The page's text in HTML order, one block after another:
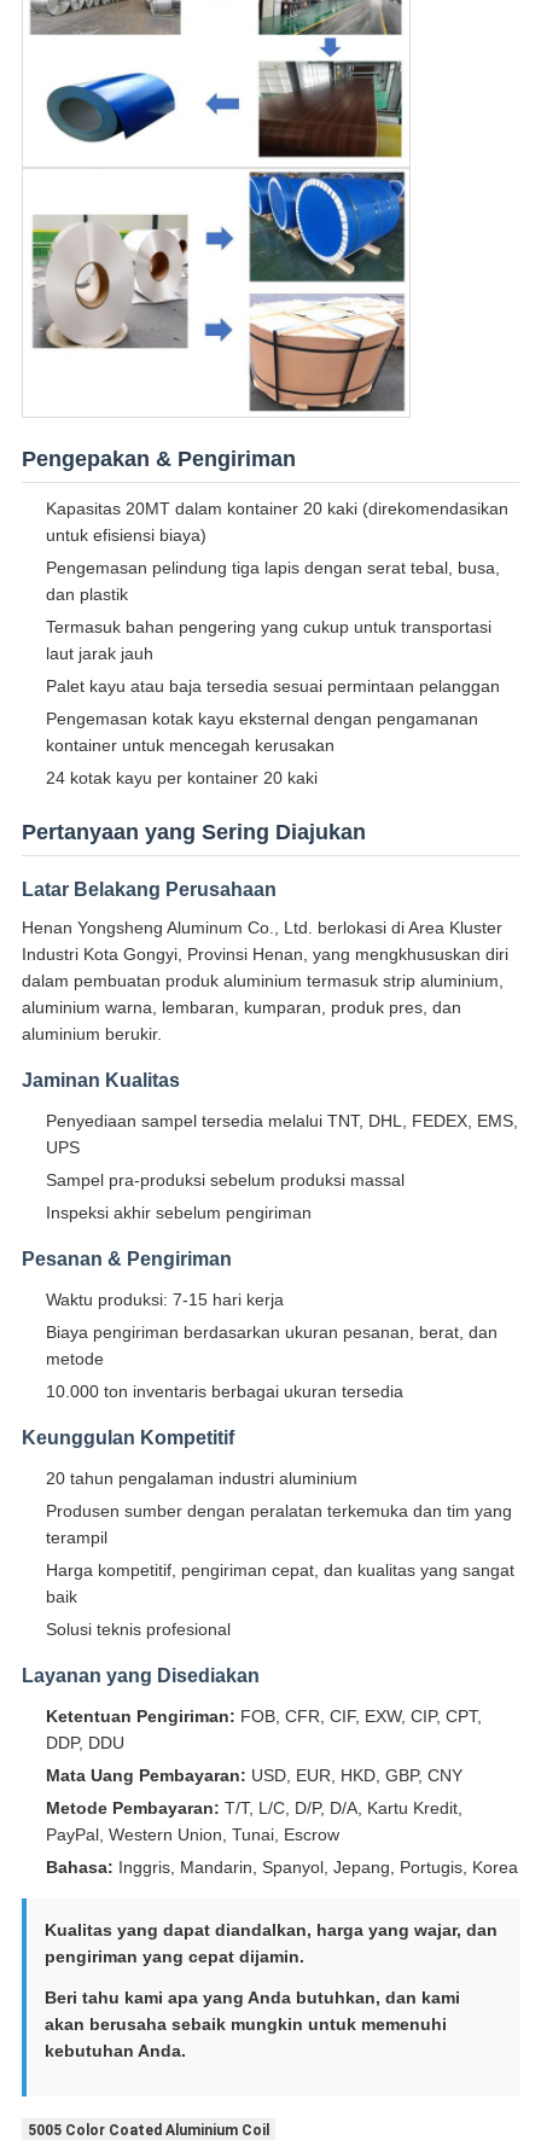
Pengepakan & Pengiriman
Kapasitas 20MT dalam kontainer 20 kaki (direkomendasikan
untuk efisiensi biaya)
Pengemasan pelindung tiga lapis dengan serat tebal, busa,
dan plastik
Termasuk bahan pengering yang cukup untuk transportasi
laut jarak jauh
Palet kayu atau baja tersedia sesuai permintaan pelanggan
Pengemasan kotak kayu eksternal dengan pengamanan
kontainer untuk mencegah kerusakan
24 kotak kayu per kontainer 20 kaki
Pertanyaan yang Sering Diajukan
Latar Belakang Perusahaan
Henan Yongsheng Aluminum Co., Ltd. berlokasi di Area Kluster
Industri Kota Gongyi, Provinsi Henan, yang mengkhususkan diri
dalam pembuatan produk aluminium termasuk strip aluminium,
aluminium warna, lembaran, kumparan, produk pres, dan
aluminium berukir.
Jaminan Kualitas
Penyediaan sampel tersedia melalui TNT, DHL, FEDEX, EMS,
UPS
Sampel pra-produksi sebelum produksi massal
Inspeksi akhir sebelum pengiriman
Pesanan & Pengiriman
Waktu produksi: 7-15 hari kerja
Biaya pengiriman berdasarkan ukuran pesanan, berat, dan
metode
10.000 ton inventaris berbagai ukuran tersedia
Keunggulan Kompetitif
20 tahun pengalaman industri aluminium
Produsen sumber dengan peralatan terkemuka dan tim yang
terampil
Harga kompetitif, pengiriman cepat, dan kualitas yang sangat
baik
Solusi teknis profesional
Layanan yang Disediakan
Ketentuan Pengiriman: FOB, CFR, CIF, EXW, CIP, CPT,
DDP, DDU
Mata Uang Pembayaran: USD, EUR, HKD, GBP, CNY
Metode Pembayaran: T/T, L/C, D/P, D/A, Kartu Kredit,
PayPal, Western Union, Tunai, Escrow
Bahasa: Inggris, Mandarin, Spanyol, Jepang, Portugis, Korea
Kualitas yang dapat diandalkan, harga yang wajar, dan
pengiriman yang cepat dijamin.
Beri tahu kami apa yang Anda butuhkan, dan kami
akan berusaha sebaik mungkin untuk memenuhi
kebutuhan Anda.
5005 Color Coated Aluminium Coil